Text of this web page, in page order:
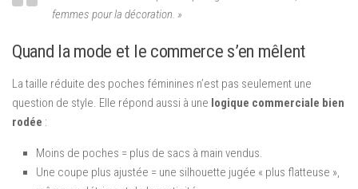
femmes pour la décoration. »
Quand la mode et le commerce s’en mêlent
La taille réduite des poches féminines n’est pas seulement une
question de style. Elle répond aussi à une logique commerciale bien
rodée :
Moins de poches = plus de sacs à main vendus.
Une coupe plus ajustée = une silhouette jugée « plus flatteuse »,